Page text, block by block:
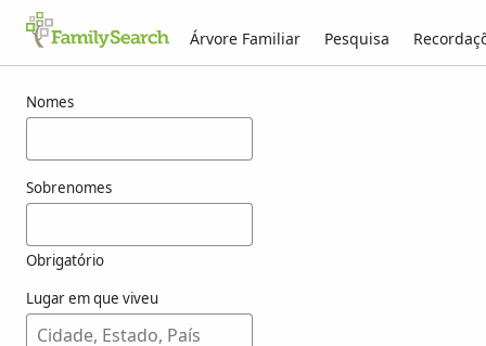
Árvore Familiar Pesquisa
Nomes
Sobrenomes
Obrigatório
Lugar em que viveu